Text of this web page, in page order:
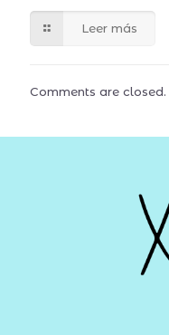
Leer más
Comments are closed.